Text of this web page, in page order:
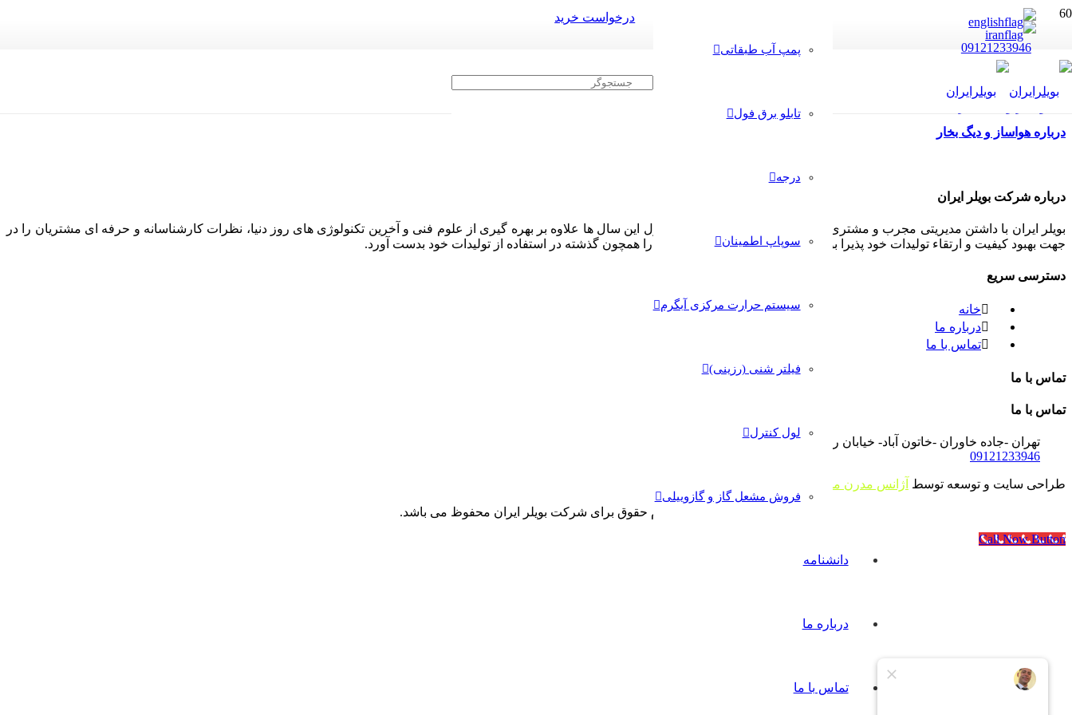
09121233946 پمپ آب طبقاتی
تابلو برق فول
درجه
سوپاپ اطمینان
سیستم حرارت مرکزی آبگرم
فیلتر شنی (رزینی)
لول کنترل
فروش مشعل گاز و گازوییلی
دانشنامه
درباره ما
تماس با ما
درخواست خرید
درباره هواساز و دیگ بخار
درباره شرکت بویلر ایران
بویلر ایران با داشتن مدیریتی مجرب و مشتری مدار همواره سعی داشته تا در طول این سال ها علاوه بر بهره گیری از علوم فنی و آخرین تکنولوژی های روز دنیا، نظرات کارشناسانه و حرفه ای مشتریان را در
جهت بهبود کیفیت و ارتقاء تولیدات خود پذیرا بوده و بکار گیرد تا رضایت مشتریان را همچون گذشته در استفاده از تولیدات خود بدست آورد.
دسترسی سریع
خانه
درباره ما
تماس با ما
تماس با ما
تماس با ما
تهران -جاده خاوران -خاتون آباد- خیابان رجایی- پلاک۴۰
09121233946
طراحی سایت و توسعه توسط آژانس مدرن مدیا
تمام حقوق برای شرکت بویلر ایران محفوظ می باشد.
Call Now Button